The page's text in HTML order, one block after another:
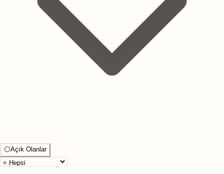
⚪Açık Olanlar